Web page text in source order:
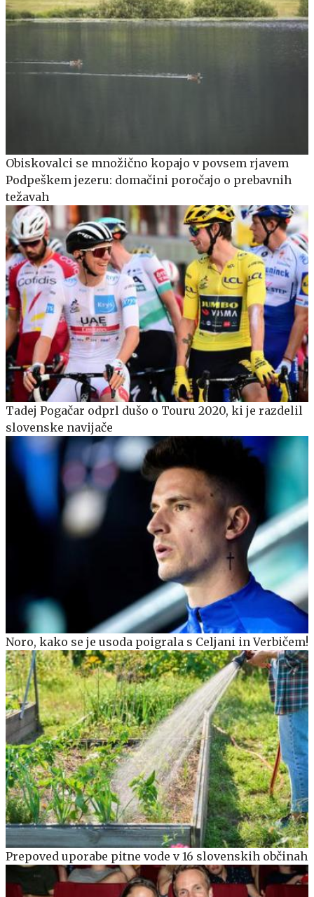
Obiskovalci se množično kopajo v povsem rjavem
Podpeškem jezeru: domačini poročajo o prebavnih
težavah
Tadej Pogačar odprl dušo o Touru 2020, ki je razdelil
slovenske navijače
Noro, kako se je usoda poigrala s Celjani in Verbičem!
Prepoved uporabe pitne vode v 16 slovenskih občinah